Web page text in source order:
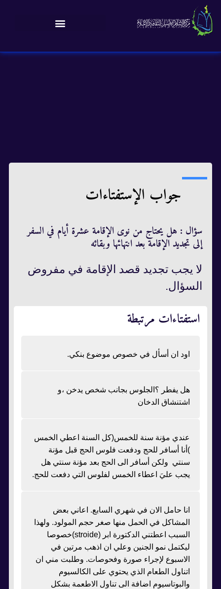
جواب الإستفتاءات
سؤال : هل يحتاج من نوى الإقامة عشرة أيام في السفر
إلى تجديد الإقامة بعد انتهائها وبقائه
لا يجب تجديد قصد الإقامة في مفروض
السؤال.
استفتاءات مرتبطة
اود ان أسأل في خصوص موضوع بنكي.
هل يفطر ؟الجلوس بجانب شخص يدخن ،و
اشتنشاق الدخان
عندي مؤنة سنة للخمس(كل السنة اعطي الخمس
)أنا أسافر للحج ودفعت فلوس الحج قبل مؤنة
سنتي ولكن أسافر الى الحج بعد مؤنة سنتي هل
يجب عليَ اعطاء الخمس لفلوس التي دفعت للحج.
انا حامل الان في شهري السابع. اعاني بعض
المشاكل في الحمل منها صغر حجم المولود. ولهذا
السبب اعطتني الدكتورة ابر (stroide)خصوصا
ليكتمل نمو الجنين وعلي ان اذهب مرتين في
الاسبوع لإجراء صورة وفحوصات. وطلبت مني ان
اتناول الطعام الذي يحتوي على الكالسيوم
والبوتاسيوم اضافة الى تناول الاطعمة بشكل